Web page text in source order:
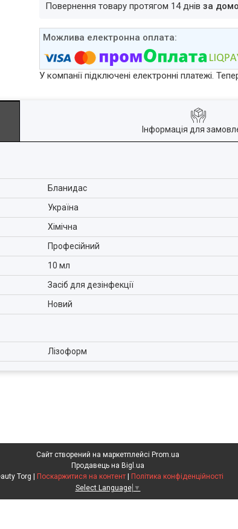
повернення товару протягом 14 днівза
У компанії підключені електронні платежі.
Інформація для
Бланидас
Україна
Хімічна
Професійний
10 мл
Засіб для дезінфекції
Новий
Лізоформ
Сайт створений на маркетплейсі Prom.ua
Продавець на Bigl.ua
Поскаржитися на контент
Політика конфіденційності
Select Language ▼